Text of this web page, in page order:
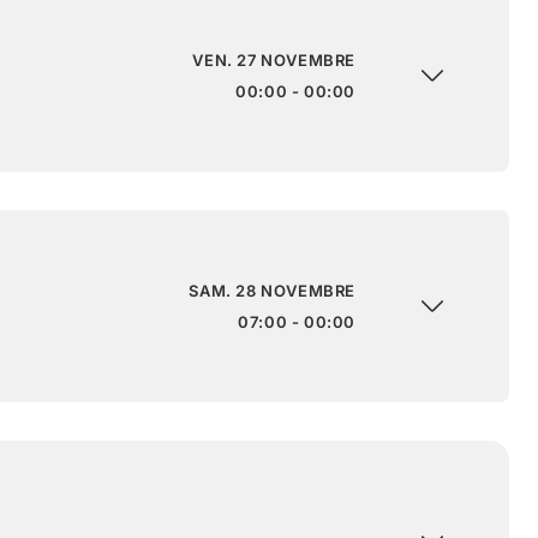
VEN. 27 NOVEMBRE
00:00 - 00:00
SAM. 28 NOVEMBRE
07:00 - 00:00